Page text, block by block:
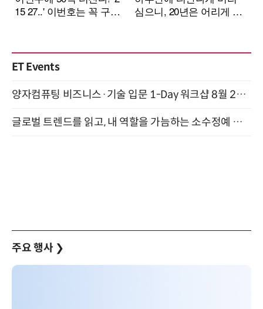
ET Events
양자컴퓨팅 비즈니스·기술 입문 1-Day 워크샵 8월 28일 개최
글로벌 트렌드를 읽고, 내 역할을 가늠하는 소수정예 실습 워크숍 (8/28)
주요 행사 ❯